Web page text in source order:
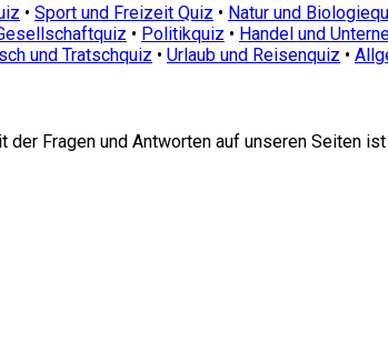
• Sport und Freizeit Quiz • Natur und
• Politikquiz • Handel und
und Tratschquiz • Urlaub und Reisenquiz •
Fragen und Antworten auf unseren Seiten